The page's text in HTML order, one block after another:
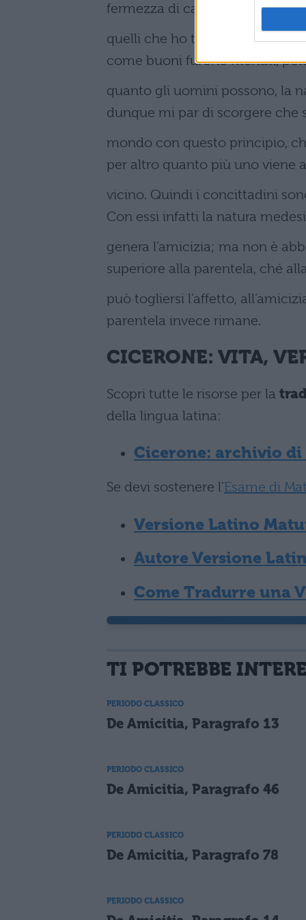
fermezza di carattere come
quelli che ho testé nominato,
come buoni furono ritenuti,
quanto gli uomini possono, la
dunque mi par di scorgere che
mondo con questo principio,
per altro quanto più uno viene
vicino. Quindi i concittadini
Con essi infatti la natura
genera l’amicizia; ma non è
superiore alla parentela, ché
può togliersi l’affetto,
parentela invece rimane.
CICERONE: VITA,
Scopri tutte le risorse per la
della lingua latina:
Cicerone: archivio
Se devi sostenere l’Esame di
Versione Latino
Autore Versione
Come Tradurre una
TI POTREBBE
PERIODO CLASSICO
De Amicitia, Paragrafo 13
PERIODO CLASSICO
De Amicitia, Paragrafo 46
PERIODO CLASSICO
De Amicitia, Paragrafo 78
PERIODO CLASSICO